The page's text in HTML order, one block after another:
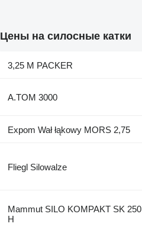
Цены на силосные катки
3,25 M PACKER
A.TOM 3000
Expom Wał łąkowy MORS 2,75
Fliegl Silowalze
Mammut SILO KOMPAKT SK 250
H